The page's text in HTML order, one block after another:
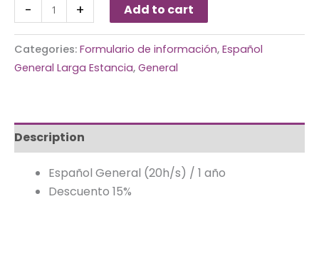
- + Add to cart
Categories: Formulario de información, Español
General Larga Estancia, General
Description
Español General (20h/s) / 1 año
Descuento 15%